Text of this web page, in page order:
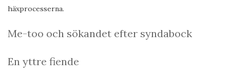
häxprocesserna.
Me-too och sökandet efter syndabock
En yttre fiende